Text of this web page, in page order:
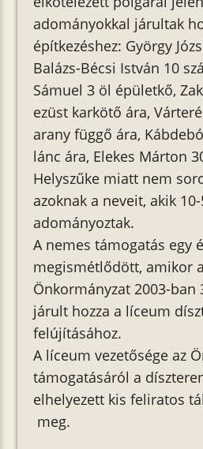
adományokkal járultak
építkezéshez: György
Balázs-Bécsi István 10
Sámuel 3 öl épületkő,
ezüst karkötő ára,
arany függő ára,
lánc ára, Elekes Márton
Helyszűke miatt nem
azoknak a neveit, akik
adományoztak.
A nemes támogatás egy
megismétlődött, amikor
Önkormányzat 2003-
járult hozza a líceum
felújításához.
A líceum vezetősége az
támogatásáról a
elhelyezett kis feliratos
meg.